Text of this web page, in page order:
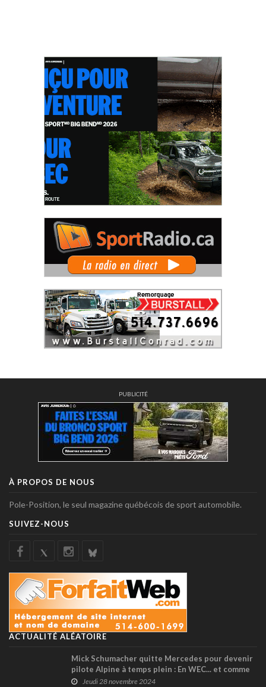
PUBLICITÉ
À PROPOS DE NOUS
Pole-Position, le seul magazine québécois de sport automobile.
SUIVEZ-NOUS
ACTUALITÉ ALÉATOIRE
Mick Schumacher quitte Mercedes pour devenir
pilote Alpine à temps plein : En WEC... et comme
3ème pilote en F1 ?
Jeudi 28 novembre 2024